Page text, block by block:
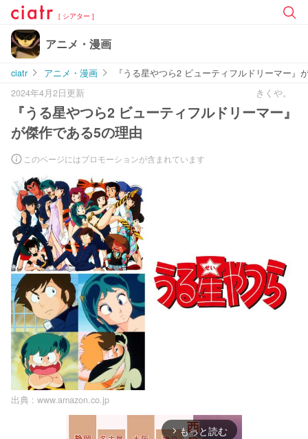
[ シアター ]
アニメ・漫画
ciatr アニメ・漫画
『うる星やつら2 ビューティフルドリーマー』
2024年4月2日更新
きくや。
『うる星やつら2 ビューティフルドリーマー』
が傑作である5の理由
このページにはプロモーションが含まれています
出典 : www.amazon.co.jp
arrow_forward_ios もっと読む